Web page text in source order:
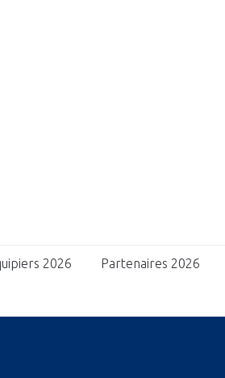
2026 Partenaires 2026